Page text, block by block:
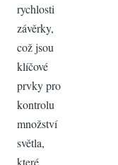
rychlosti
závěrky,
což jsou
klíčové
prvky pro
kontrolu
množství
světla,
které